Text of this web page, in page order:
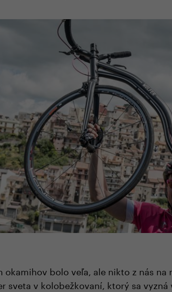
okamihov bolo veľa, ale nikto z nás
sveta v kolobežkovaní, ktorý sa